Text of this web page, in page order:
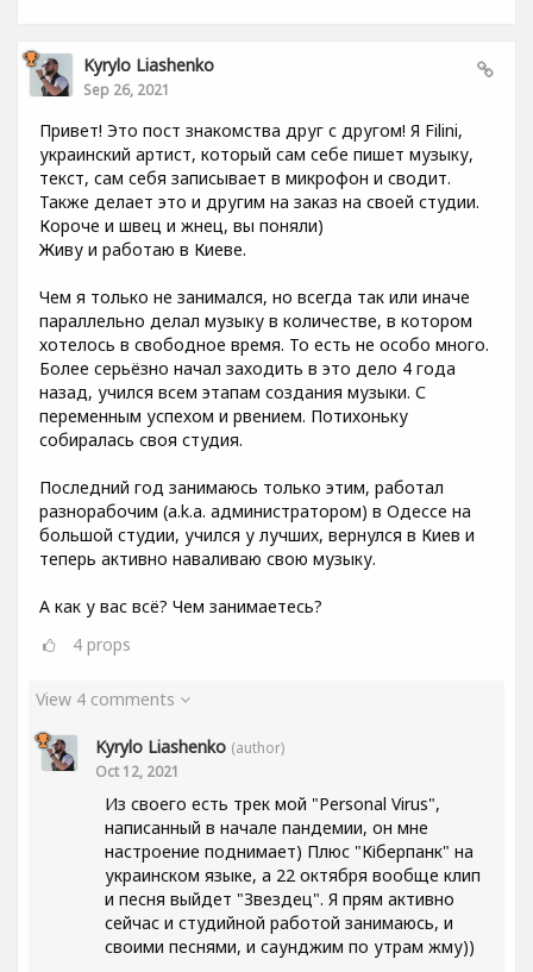
Kyrylo Liashenko
Sep 26, 2021
Привет! Это пост знакомства друг с другом! Я Filini,
украинский артист, который сам себе пишет музыку,
текст, сам себя записывает в микрофон и сводит.
Также делает это и другим на заказ на своей студии.
Короче и швец и жнец, вы поняли)
Живу и работаю в Киеве.
Чем я только не занимался, но всегда так или иначе
параллельно делал музыку в количестве, в котором
хотелось в свободное время. То есть не особо много.
Более серьёзно начал заходить в это дело 4 года
назад, учился всем этапам создания музыки. С
переменным успехом и рвением. Потихоньку
собиралась своя студия.
Последний год занимаюсь только этим, работал
разнорабочим (a.k.a. администратором) в Одессе на
большой студии, учился у лучших, вернулся в Киев и
теперь активно наваливаю свою музыку.
А как у вас всё? Чем занимаетесь?
4 props
View 4 comments
Kyrylo Liashenko (author)
Oct 12, 2021
Из своего есть трек мой "Personal Virus",
написанный в начале пандемии, он мне
настроение поднимает) Плюс "Кіберпанк" на
украинском языке, а 22 октября вообще клип
и песня выйдет "Звездец". Я прям активно
сейчас и студийной работой занимаюсь, и
своими песнями, и саунджим по утрам жму))